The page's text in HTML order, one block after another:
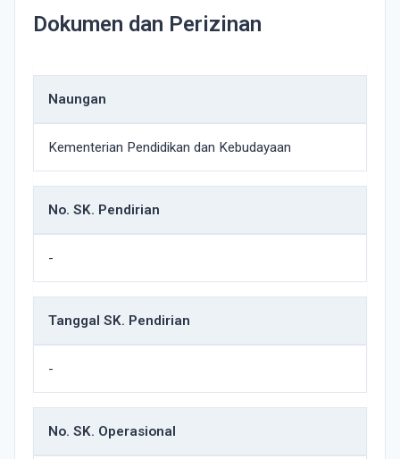
Dokumen dan Perizinan
Naungan
Kementerian Pendidikan dan Kebudayaan
No. SK. Pendirian
-
Tanggal SK. Pendirian
-
No. SK. Operasional